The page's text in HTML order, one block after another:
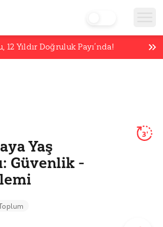
12 Yıldır Doğruluk Payı’nda!
Yaş
Güvenlik -
3'